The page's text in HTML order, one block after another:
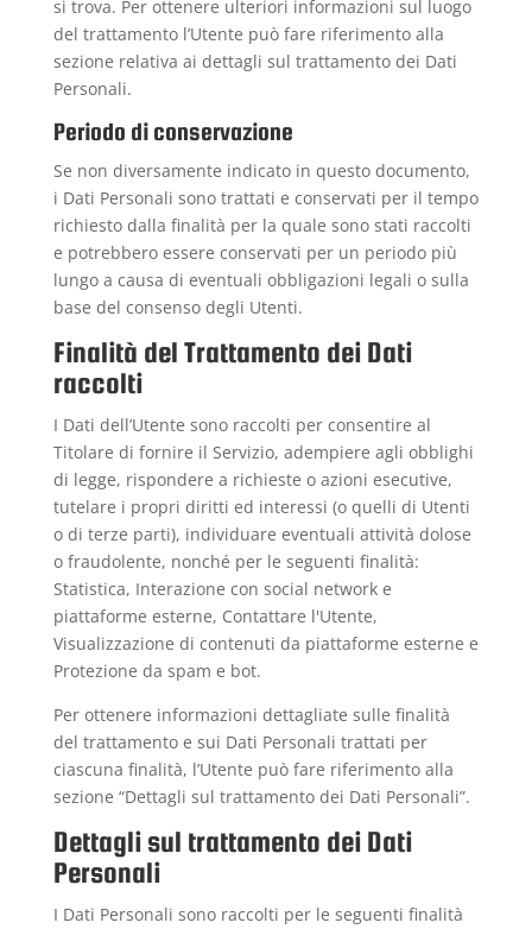
si trova. Per ottenere ulteriori informazioni sul luogo
del trattamento l’Utente può fare riferimento alla
sezione relativa ai dettagli sul trattamento dei Dati
Personali.
Periodo di conservazione
Se non diversamente indicato in questo documento,
i Dati Personali sono trattati e conservati per il tempo
richiesto dalla finalità per la quale sono stati raccolti
e potrebbero essere conservati per un periodo più
lungo a causa di eventuali obbligazioni legali o sulla
base del consenso degli Utenti.
Finalità del Trattamento dei Dati
raccolti
I Dati dell’Utente sono raccolti per consentire al
Titolare di fornire il Servizio, adempiere agli obblighi
di legge, rispondere a richieste o azioni esecutive,
tutelare i propri diritti ed interessi (o quelli di Utenti
o di terze parti), individuare eventuali attività dolose
o fraudolente, nonché per le seguenti finalità:
Statistica, Interazione con social network e
piattaforme esterne, Contattare l'Utente,
Visualizzazione di contenuti da piattaforme esterne e
Protezione da spam e bot.
Per ottenere informazioni dettagliate sulle finalità
del trattamento e sui Dati Personali trattati per
ciascuna finalità, l’Utente può fare riferimento alla
sezione “Dettagli sul trattamento dei Dati Personali”.
Dettagli sul trattamento dei Dati
Personali
I Dati Personali sono raccolti per le seguenti finalità